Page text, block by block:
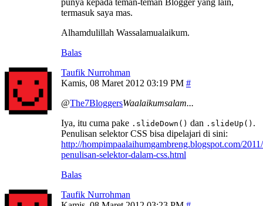
punya kepada teman-teman Blogger yang lain,
termasuk saya mas.
Alhamdulillah Wassalamualaikum.
Balas
Taufik Nurrohman
Kamis, 08 Maret 2012 03:19 PM
@The7BloggersWaalaikumsalam...
Iya, itu cuma pake .slideDown() dan .slideUp() .
Penulisan selektor CSS bisa dipelajari di sini:
http://hompimpaalaihumgambreng.blogspot.com/
penulisan-selektor-dalam-css.html
Balas
Taufik Nurrohman